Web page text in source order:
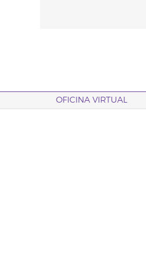
OFICINA VIRTUAL